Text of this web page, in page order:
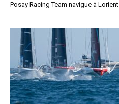
Posay Racing Team navigue à Lorient